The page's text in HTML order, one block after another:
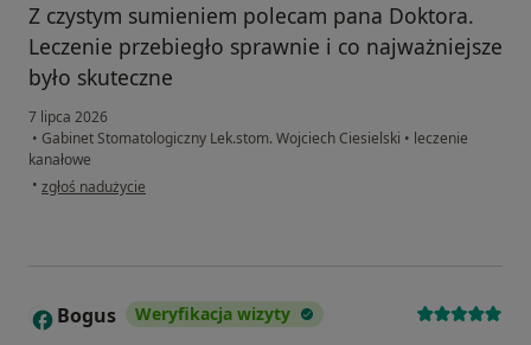
Z czystym sumieniem polecam pana Doktora.
Leczenie przebiegło sprawnie i co najważniejsze
było skuteczne
7 lipca 2026
• Gabinet Stomatologiczny Lek.stom. Wojciech Ciesielski • leczenie
kanałowe
• w opinii użytkownika Michał
zgłoś nadużycie
B Bogus Weryfikacja wizyty